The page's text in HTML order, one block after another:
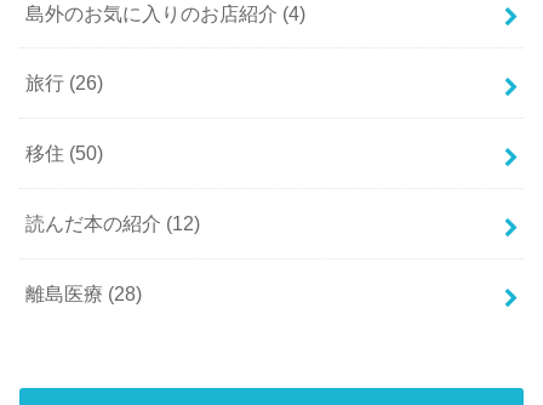
島外のお気に入りのお店紹介 (4)
旅行 (26)
移住 (50)
読んだ本の紹介 (12)
離島医療 (28)